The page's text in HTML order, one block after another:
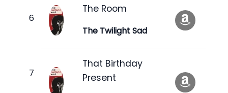
The Room
The Twilight Sad
That Birthday
Present